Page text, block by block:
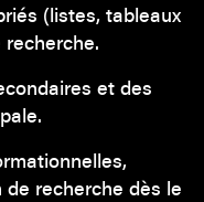
(listes, tableaux
et des
recherche dès le